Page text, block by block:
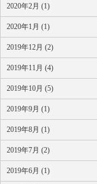
2020年2月 (1)
2020年1月 (1)
2019年12月 (2)
2019年11月 (4)
2019年10月 (5)
2019年9月 (1)
2019年8月 (1)
2019年7月 (2)
2019年6月 (1)